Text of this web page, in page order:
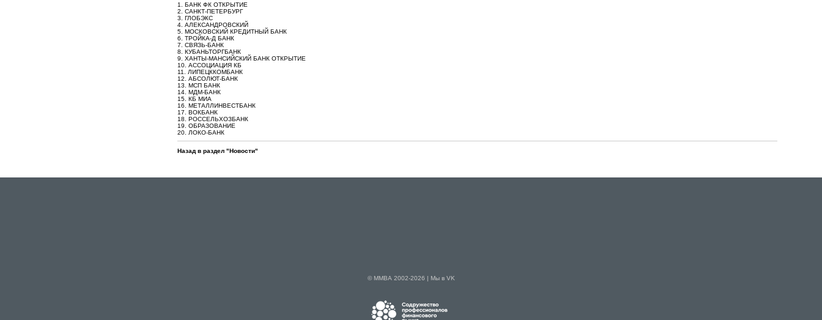
1. БАНК ФК ОТКРЫТИЕ
2. САНКТ-ПЕТЕРБУРГ
3. ГЛОБЭКС
4. АЛЕКСАНДРОВСКИЙ
5. МОСКОВСКИЙ КРЕДИТНЫЙ БАНК
6. ТРОЙКА-Д БАНК
7. СВЯЗЬ-БАНК
8. КУБАНЬТОРГБАНК
9. ХАНТЫ-МАНСИЙСКИЙ БАНК ОТКРЫТИЕ
10. АССОЦИАЦИЯ КБ
11. ЛИПЕЦККОМБАНК
12. АБСОЛЮТ-БАНК
13. МСП БАНК
14. МДМ-БАНК
15. КБ МИА
16. МЕТАЛЛИНВЕСТБАНК
17. ВОКБАНК
18. РОССЕЛЬХОЗБАНК
19. ОБРАЗОВАНИЕ
20. ЛОКО-БАНК
Назад в раздел "Новости"
© ММВА 2002-2026 | Мы в VK